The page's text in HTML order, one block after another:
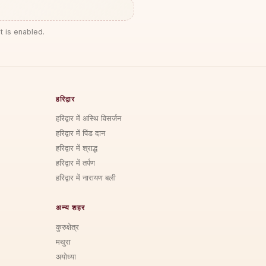
is enabled.
हरिद्वार
हरिद्वार में अस्थि विसर्जन
हरिद्वार में पिंड दान
हरिद्वार में श्राद्ध
हरिद्वार में तर्पण
हरिद्वार में नारायण बली
अन्य शहर
कुरुक्षेत्र
मथुरा
अयोध्या